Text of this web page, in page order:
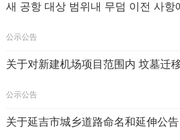
새 공항 대상 범위내 무덤 이전 사항
公示公告
关于对新建机场项目范围内 坟墓迁
公示公告
关于延吉市城乡道路命名和延伸公告